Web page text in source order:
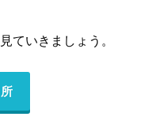
ていきましょう。